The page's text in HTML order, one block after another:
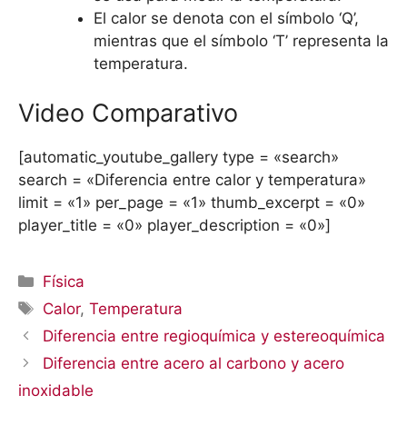
El calor se denota con el símbolo ‘Q’,
mientras que el símbolo ‘T’ representa la
temperatura.
Video Comparativo
[automatic_youtube_gallery type = «search»
search = «Diferencia entre calor y temperatura»
limit = «1» per_page = «1» thumb_excerpt = «0»
player_title = «0» player_description = «0»]
Categorías
Física
Etiquetas
Calor,Temperatura
Diferencia entre regioquímica y estereoquímica
Diferencia entre acero al carbono y acero
inoxidable